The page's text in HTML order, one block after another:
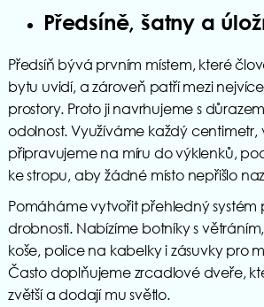
Předsíně, šatny a
Předsíň bývá prvním místem, které
bytu uvidí, a zároveň patří mezi
prostory. Proto ji navrhujeme s
odolnost. Využíváme každý centimetr,
připravujeme na míru do výklenků,
ke stropu, aby žádné místo nepřišlo
Pomáháme vytvořit přehledný
drobnosti. Nabízíme botníky s
koše, police na kabelky i zásuvky pro
Často doplňujeme zrcadlové dveře,
zvětší a dodají mu světlo.